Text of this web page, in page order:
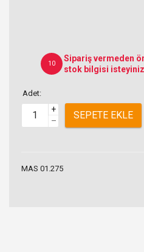
10
Sipariş vermeden
stok bilgisi
Adet:
+
–
SEPETE EKLE
MAS 01.275